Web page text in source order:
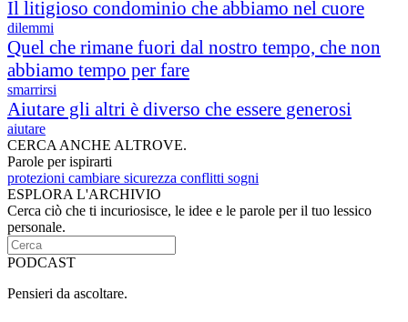
Il litigioso condominio che abbiamo nel cuore
dilemmi
Quel che rimane fuori dal nostro tempo, che non
abbiamo tempo per fare
smarrirsi
Aiutare gli altri è diverso che essere generosi
aiutare
CERCA ANCHE ALTROVE.
Parole per ispirarti
protezioni cambiare sicurezza conflitti sogni
ESPLORA L'ARCHIVIO
Cerca ciò che ti incuriosisce, le idee e le parole per il tuo lessico
personale.
PODCAST
Pensieri da ascoltare.